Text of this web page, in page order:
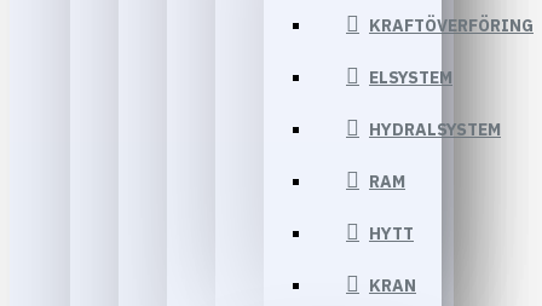
KRAFTÖVERFÖRING
ELSYSTEM
HYDRALSYSTEM
RAM
HYTT
KRAN